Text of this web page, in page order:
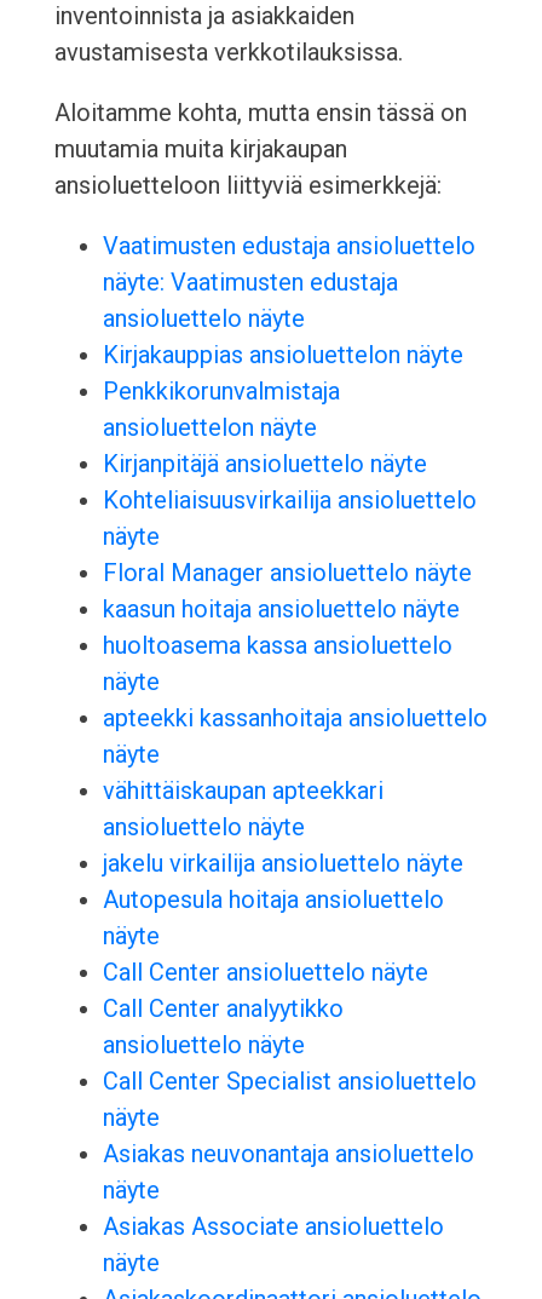
inventoinnista ja asiakkaiden
avustamisesta verkkotilauksissa.
Aloitamme kohta, mutta ensin tässä on
muutamia muita kirjakaupan
ansioluetteloon liittyviä esimerkkejä:
Vaatimusten edustaja ansioluettelo
näyte: Vaatimusten edustaja
ansioluettelo näyte
Kirjakauppias ansioluettelon näyte
Penkkikorunvalmistaja
ansioluettelon näyte
Kirjanpitäjä ansioluettelo näyte
Kohteliaisuusvirkailija ansioluettelo
näyte
Floral Manager ansioluettelo näyte
kaasun hoitaja ansioluettelo näyte
huoltoasema kassa ansioluettelo
näyte
apteekki kassanhoitaja ansioluettelo
näyte
vähittäiskaupan apteekkari
ansioluettelo näyte
jakelu virkailija ansioluettelo näyte
Autopesula hoitaja ansioluettelo
näyte
Call Center ansioluettelo näyte
Call Center analyytikko
ansioluettelo näyte
Call Center Specialist ansioluettelo
näyte
Asiakas neuvonantaja ansioluettelo
näyte
Asiakas Associate ansioluettelo
näyte